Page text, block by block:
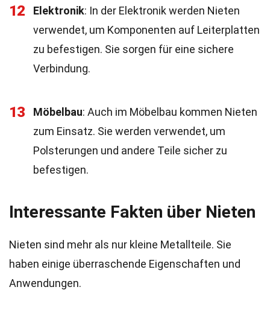
12 Elektronik: In der Elektronik werden Nieten
verwendet, um Komponenten auf Leiterplatten
zu befestigen. Sie sorgen für eine sichere
Verbindung.
13 Möbelbau: Auch im Möbelbau kommen Nieten
zum Einsatz. Sie werden verwendet, um
Polsterungen und andere Teile sicher zu
befestigen.
Interessante Fakten über Nieten
Nieten sind mehr als nur kleine Metallteile. Sie
haben einige überraschende Eigenschaften und
Anwendungen.